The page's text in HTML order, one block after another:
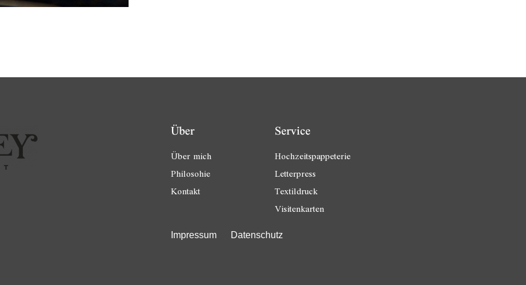
Über
Über mich
Philosohie
Kontakt
Service
Hochzeitspappeterie
Letterpress
Textildruck
Visitenkarten
Impressum Datenschutz